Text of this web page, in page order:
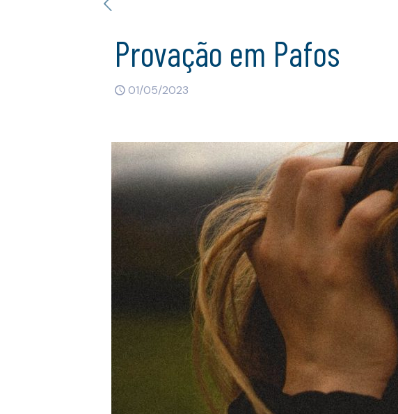
Provação em Pafos
01/05/2023